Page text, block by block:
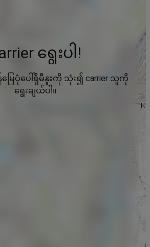
ရွေးပါ!
ြေပုံပေါ်ရှိမီနူးကို သုံး၍ carrier သူကို
ရွေးချယ်ပါ။